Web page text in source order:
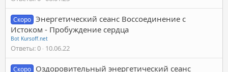
Скоро Энергетический сеанс Воссоединение с
Истоком - Пробуждение сердца
Bot Kursoff.net
Ответы 0 10.06.22
Скоро Оздоровительный энергетический сеанс